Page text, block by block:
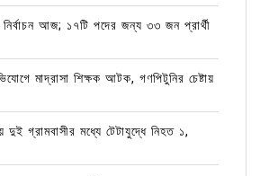
আজ; ১৭টি পদের জন্য ৩৩ জন প্রার্থী
মাদ্রাসা শিক্ষক আটক, গণপিটুনির চেষ্টায়
গ্রামবাসীর মধ্যে টেটাযুদ্ধে নিহত ১,